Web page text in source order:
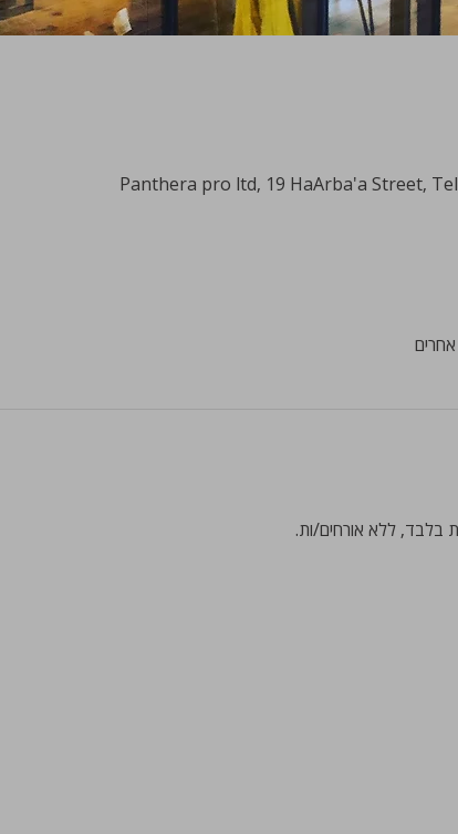
Panthera pro ltd, 19 HaArba'a Street,
בלבד, ללא אורחים/ות.